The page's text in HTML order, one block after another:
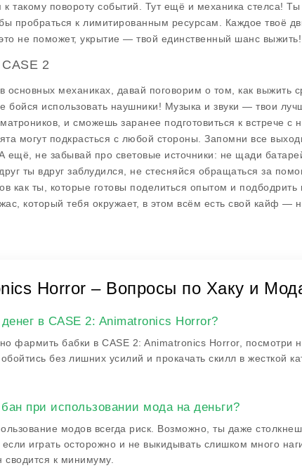
к такому повороту событий. Тут ещё и механика стелса!
пробраться к лимитированным ресурсам. Каждое твоё
не поможет, укрытие — твой единственный шанс выжить!
2
основных механиках, давай поговорим о том, как выжить
бойся использовать наушники! Музыка и звуки — твои
и сможешь заранее подготовиться к встрече с
могут подкрасться с любой стороны. Запомни все
ещё, не забывай про световые источники: не щади
ты вдруг заблудился, не стесняйся обращаться за
как ты, которые готовы поделиться опытом и
который тебя окружает, в этом всём есть свой кайф —
Horror – Вопросы по Хаку и
в CASE 2: Animatronics Horror?
фармить бабки в CASE 2: Animatronics Horror,
без лишних усилий и прокачать скилл в жесткой
при использовании мода на деньги?
модов всегда риск. Возможно, ты даже
играть осторожно и не выкидывать слишком много
сводится к минимуму.